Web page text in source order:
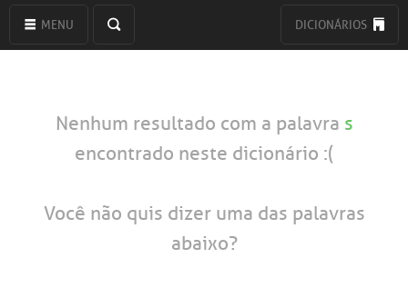
MENU DICIONÁRIOS
Nenhum resultado com a palavra s
encontrado neste dicionário :(
Você não quis dizer uma das palavras
abaixo?